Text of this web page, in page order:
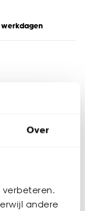
Over
andere